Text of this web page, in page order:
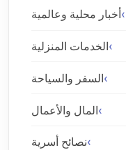
أخبار محلية وعالمية
الخدمات المنزلية
السفر والسياحة
المال والأعمال
نصائح أسرية